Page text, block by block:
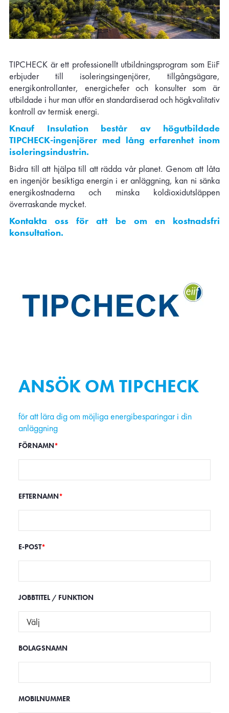
TIPCHECK är ett professionellt utbildningsprogram som EiiF
erbjuder till isoleringsingenjörer, tillgångsägare,
energikontrollanter, energichefer och konsulter som är
utbildade i hur man utför en standardiserad och högkvalitativ
kontroll av termisk energi.
Knauf Insulation består av högutbildade
TIPCHECK-ingenjörer med lång erfarenhet inom
isoleringsindustrin.
Bidra till att hjälpa till att rädda vår planet. Genom att låta
en ingenjör besiktiga energin i er anläggning, kan ni sänka
energikostnaderna och minska koldioxidutsläppen
överraskande mycket.
Kontakta oss för att be om en kostnadsfri
konsultation.
ANSÖK OM TIPCHECK
för att lära dig om möjliga energibesparingar i din
anläggning
FÖRNAMN*
EFTERNAMN*
E-POST*
JOBBTITEL / FUNKTION
BOLAGSNAMN
MOBILNUMMER